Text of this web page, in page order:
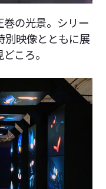
の光景。シリー
別映像とともに展
ころ。